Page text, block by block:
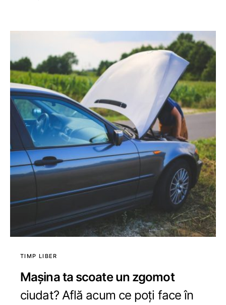
TIMP LIBER
Mașina ta scoate un zgomot
ciudat? Află acum ce poți face în